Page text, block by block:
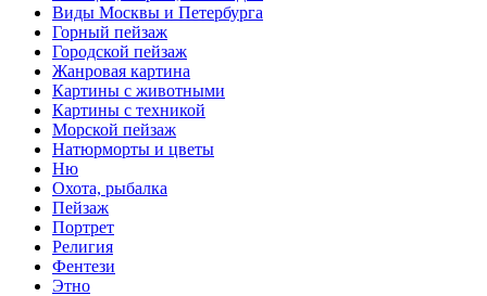
Виды Москвы и Петербурга
Горный пейзаж
Городской пейзаж
Жанровая картина
Картины с животными
Картины с техникой
Морской пейзаж
Натюрморты и цветы
Ню
Охота, рыбалка
Пейзаж
Портрет
Религия
Фентези
Этно